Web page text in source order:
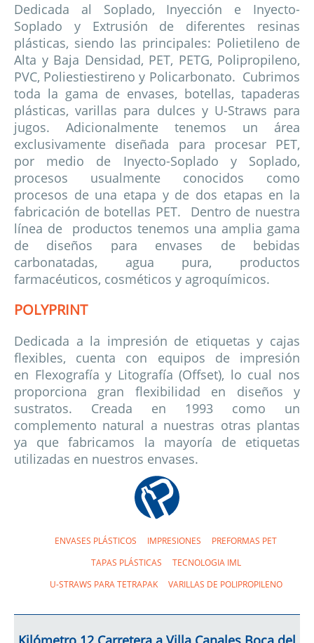
Dedicada al Soplado, Inyección e Inyecto-
Soplado y Extrusión de diferentes resinas
plásticas, siendo las principales: Polietileno de
Alta y Baja Densidad, PET, PETG, Polipropileno,
PVC, Poliestiestireno y Policarbonato. Cubrimos
toda la gama de envases, botellas, tapaderas
plásticas, varillas para dulces y U-Straws para
jugos. Adicionalmente tenemos un área
exclusivamente diseñada para procesar PET,
por medio de Inyecto-Soplado y Soplado,
procesos usualmente conocidos como
procesos de una etapa y de dos etapas en la
fabricación de botellas PET. Dentro de nuestra
línea de productos tenemos una amplia gama
de diseños para envases de bebidas
carbonatadas, agua pura, productos
farmacéuticos, cosméticos y agroquímicos.
POLYPRINT
Dedicada a la impresión de etiquetas y cajas
flexibles, cuenta con equipos de impresión
en Flexografía y Litografía (Offset), lo cual nos
proporciona gran flexibilidad en diseños y
sustratos. Creada en 1993 como un
complemento natural a nuestras otras plantas
ya que fabricamos la mayoría de etiquetas
utilizadas en nuestros envases.
ENVASES PLÁSTICOS IMPRESIONES
PREFORMAS PET
TAPAS PLÁSTICAS
TECNOLOGIA IML
U-STRAWS PARA TETRAPAK
VARILLAS DE POLIPROPILENO